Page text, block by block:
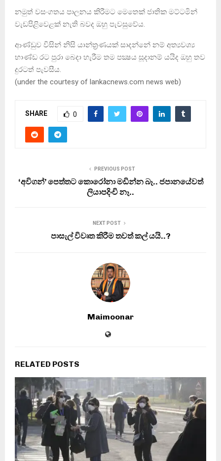
නමුත් වසංගතය පාලනය කිරීමට මෙතෙක් ජාතික මට්ටමින්
වැඩපිළිවෙළක් නැති බවද ඔහු පැවසුවේය.
ආණ්ඩුව විසින් නිසි යාන්ත‍්‍රණයක් සාදන්නේ නම් අත්‍යවශ්‍ය
භාණ්ඩ රට පුරා බෙදා හැරීම තම පක්‍ෂය සූදානම් යයිද ඔහු තව
දුරටත් පැවසීය.
(under the courtesy of lankacnews.com news web)
SHARE 0
PREVIOUS POST
‘අවිගන්’ පෙත්තට කොරෝනා මඩින්න බෑ.. ජපානයේවත්
ලියාපදිංචි නෑ..
NEXT POST
පාසැල් විවෘත කිරීම තවත් කල් යයි..?
Maimoonar
RELATED POSTS